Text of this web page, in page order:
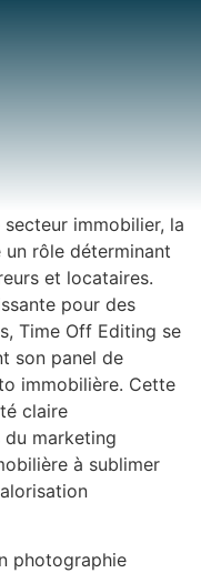
secteur immobilier, la
rôle déterminant
et locataires.
pour des
Time Off Editing se
son panel de
immobilière. Cette
claire
du marketing
à sublimer
photographie